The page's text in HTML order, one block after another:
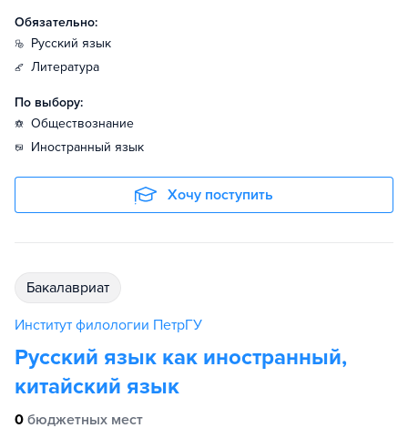
Обязательно:
русский язык
литература
По выбору:
обществознание
иностранный язык
Хочу поступить
бакалавриат
Институт филологии ПетрГУ
Русский язык как иностранный,
китайский язык
0 бюджетных мест